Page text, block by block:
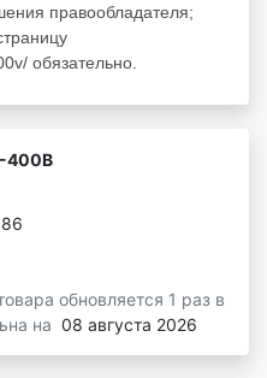
правообладателя;
обязательно.
400В
обновляется 1 раз в
на 08 августа 2026